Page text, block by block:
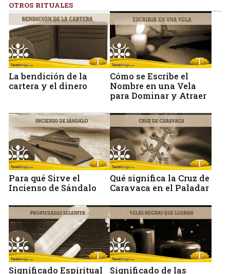
OTROS RITUALES
La bendición de la
cartera y el dinero
Cómo se Escribe el
Nombre en una Vela
para Dominar y Atraer
Para qué Sirve el
Incienso de Sándalo
Qué significa la Cruz de
Caravaca en el Paladar
Significado Espiritual
Significado de las